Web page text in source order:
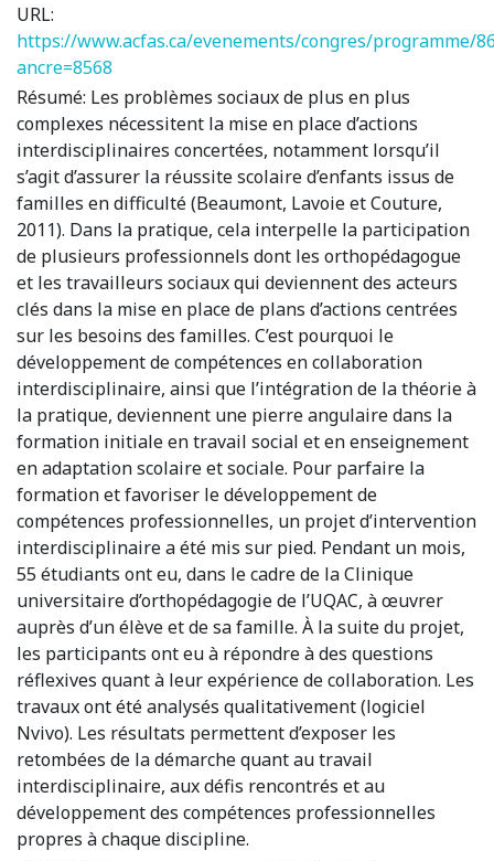
URL:
https://www.acfas.ca/evenements/congres/programme/
ancre=8568
Résumé: Les problèmes sociaux de plus en plus
complexes nécessitent la mise en place d’actions
interdisciplinaires concertées, notamment lorsqu’il
s’agit d’assurer la réussite scolaire d’enfants issus de
familles en difficulté (Beaumont, Lavoie et Couture,
2011). Dans la pratique, cela interpelle la participation
de plusieurs professionnels dont les orthopédagogue
et les travailleurs sociaux qui deviennent des acteurs
clés dans la mise en place de plans d’actions centrées
sur les besoins des familles. C’est pourquoi le
développement de compétences en collaboration
interdisciplinaire, ainsi que l’intégration de la théorie à
la pratique, deviennent une pierre angulaire dans la
formation initiale en travail social et en enseignement
en adaptation scolaire et sociale. Pour parfaire la
formation et favoriser le développement de
compétences professionnelles, un projet d’intervention
interdisciplinaire a été mis sur pied. Pendant un mois,
55 étudiants ont eu, dans le cadre de la Clinique
universitaire d’orthopédagogie de l’UQAC, à œuvrer
auprès d’un élève et de sa famille. À la suite du projet,
les participants ont eu à répondre à des questions
réflexives quant à leur expérience de collaboration. Les
travaux ont été analysés qualitativement (logiciel
Nvivo). Les résultats permettent d’exposer les
retombées de la démarche quant au travail
interdisciplinaire, aux défis rencontrés et au
développement des compétences professionnelles
propres à chaque discipline.